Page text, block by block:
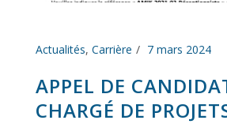
Actualités, Carrière 7 mars 2024
APPEL DE
CHARGÉ DE